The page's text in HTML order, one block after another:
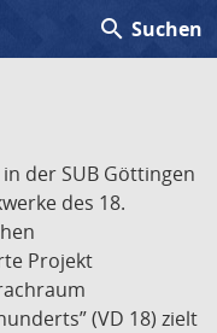
search Suchen
der SUB Göttingen
des 18.
Projekt
(VD 18) zielt